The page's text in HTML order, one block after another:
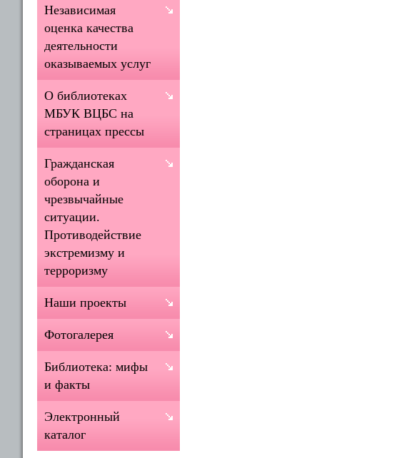
Независимая
оценка качества
деятельности
оказываемых услуг
О библиотеках
МБУК ВЦБС на
страницах прессы
Гражданская
оборона и
чрезвычайные
ситуации.
Противодействие
экстремизму и
терроризму
Наши проекты
Фотогалерея
Библиотека: мифы
и факты
Электронный
каталог